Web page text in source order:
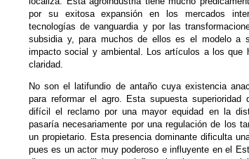
por su exitosa expansión en los mercados
tecnologías de vanguardia y por las
subsidia y, para muchos de ellos es el modelo a
impacto social y ambiental. Los artículos a los que
claridad.
No son el latifundio de antaño cuya existencia
para reformar el agro. Esta supuesta superioridad
difícil el reclamo por una mayor equidad en la
pasaría necesariamente por una regulación de los
un propietario. Esta presencia dominante dificulta
pues es un actor muy poderoso e influyente en el